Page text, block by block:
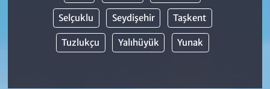
Selçuklu Seydişehir Taşkent
Tuzlukçu Yalıhüyük Yunak